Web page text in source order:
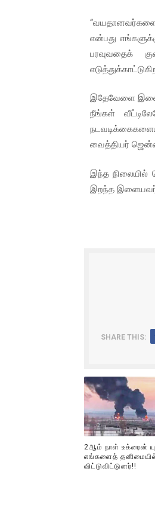
“வயதானவர்களை
என்பது
பரவுவதைக்
இதேவேளை
நீங்கள்
வைத்தியர்
இந்த நிலையில்
இறந்த இளையவர்
SHARE THIS:
2ஆம் நாள் உக்ரைன்
எங்களைத்
விட்டுவிட்டுனர்!!